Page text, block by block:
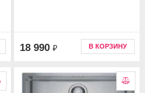
18 990 ₽ В КОРЗИНУ